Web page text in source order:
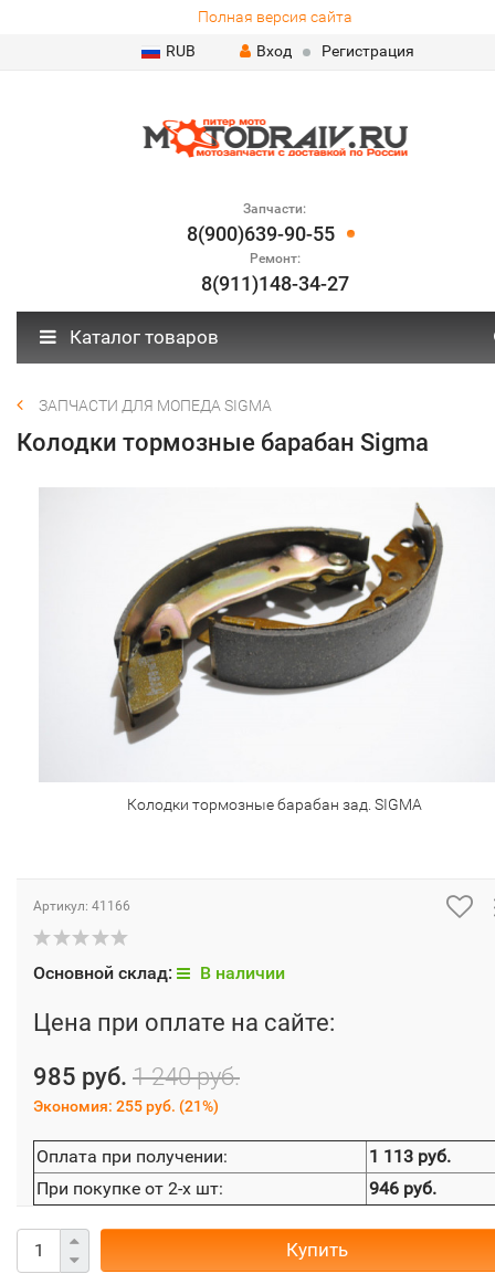
Полная версия сайта
RUB
Вход Регистрация
Запчасти:
8(900)639-90-55
Ремонт:
8(911)148-34-27
Каталог товаров
ЗАПЧАСТИ ДЛЯ МОПЕДА SIGMA
Колодки тормозные барабан Sigma
Колодки тормозные барабан зад. SIGMA
Артикул: 41166
Основной склад: В наличии
Цена при оплате на сайте:
985 руб. 1 240 руб.
Экономия: 255 руб. (21%)
Оплата при получении:
1 113 руб.
При покупке от 2-х шт:
946 руб.
Купить